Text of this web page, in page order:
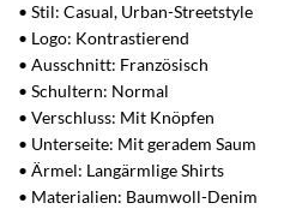
• Stil: Casual, Urban-Streetstyle
• Logo: Kontrastierend
• Ausschnitt: Französisch
• Schultern: Normal
• Verschluss: Mit Knöpfen
• Unterseite: Mit geradem Saum
• Ärmel: Langärmlige Shirts
• Materialien: Baumwoll-Denim